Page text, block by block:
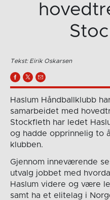
Tekst: Eirik Oskarsen
Haslum Håndballklubb
samarbeidet med
Stockfleth har ledet
og hadde opprinnelig to
klubben.
Gjennom inneværende
utvalg jobbet med
Haslum videre og være
samt ha et elitelag i